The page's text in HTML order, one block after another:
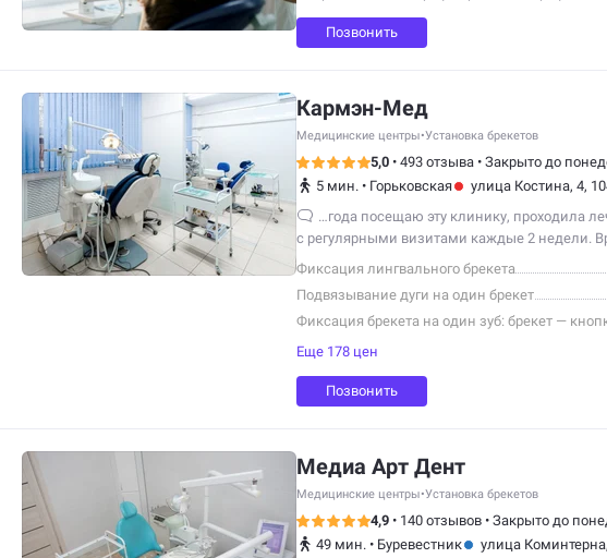
Геннадьевичу…
Позвонить
Кармэн-Мед
Медицинские центры•Установка брекетов
5,0 • 493 отзыва • Закрыто до
5 мин. • Горьковская
улица Костина, 4,
…года посещаю эту клинику, проходила
с регулярными визитами каждые 2 недели.
профессионалы своего дела и не
Фиксация лингвального брекета
Подвязывание дуги на один брекет
Фиксация брекета на один зуб: брекет —
Еще 178 цен
Позвонить
Медиа Арт Дент
Медицинские центры•Установка брекетов
4,9 • 140 отзывов • Закрыто до
49 мин. • Буревестник
улица